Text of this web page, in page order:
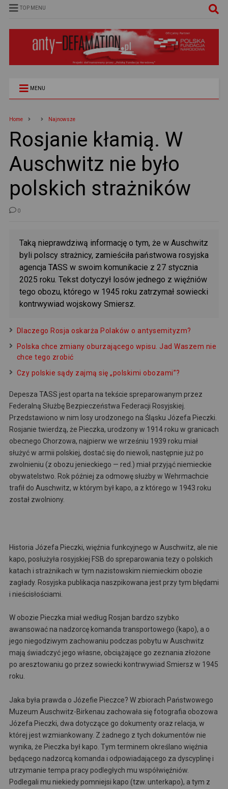
TOP MENU
MENU
Home Najnowsze
Rosjanie kłamią. W
Auschwitz nie było
polskich strażników
0
Taką nieprawdziwą informację o tym, że w Auschwitz
byli polscy strażnicy, zamieściła państwowa rosyjska
agencja TASS w swoim komunikacie z 27 stycznia
2025 roku. Tekst dotyczył losów jednego z więźniów
tego obozu, którego w 1945 roku zatrzymał sowiecki
kontrwywiad wojskowy Smiersz.
Dlaczego Rosja oskarża Polaków o antysemityzm?
Polska chce zmiany oburzającego wpisu. Jad Waszem nie
chce tego zrobić
Czy polskie sądy zajmą się „polskimi obozami”?
Depesza TASS jest oparta na tekście spreparowanym przez
Federalną Służbę Bezpieczeństwa Federacji Rosyjskiej.
Przedstawiono w nim losy urodzonego na Śląsku Józefa Pieczki.
Rosjanie twierdzą, że Pieczka, urodzony w 1914 roku w granicach
obecnego Chorzowa, najpierw we wrześniu 1939 roku miał
służyć w armii polskiej, dostać się do niewoli, następnie już po
zwolnieniu (z obozu jenieckiego — red.) miał przyjąć niemieckie
obywatelstwo. Rok później za odmowę służby w Wehrmachcie
trafił do Auschwitz, w którym był kapo, a z którego w 1943 roku
został zwolniony.
Historia Józefa Pieczki, więźnia funkcyjnego w Auschwitz, ale nie
kapo, posłużyła rosyjskiej FSB do spreparowania tezy o polskich
katach i strażnikach w tym nazistowskim niemieckim obozie
zagłady. Rosyjska publikacja naszpikowana jest przy tym błędami
i nieścisłościami.
W obozie Pieczka miał według Rosjan bardzo szybko
awansować na nadzorcę komanda transportowego (kapo), a o
jego niegodziwym zachowaniu podczas pobytu w Auschwitz
mają świadczyć jego własne, obciążające go zeznania złożone
po aresztowaniu go przez sowiecki kontrwywiad Smiersz w 1945
roku.
Jaka była prawda o Józefie Pieczce? W zbiorach Państwowego
Muzeum Auschwitz-Birkenau zachowała się fotografia obozowa
Józefa Pieczki, dwa dotyczące go dokumenty oraz relacja, w
której jest wzmiankowany. Z żadnego z tych dokumentów nie
wynika, że Pieczka był kapo. Tym terminem określano więźnia
będącego nadzorcą komanda i odpowiadającego za dyscyplinę i
utrzymanie tempa pracy podległych mu współwięźniów.
Podlegali mu niekiedy pomniejsi kapo (tzw. unterkapo), a tym z